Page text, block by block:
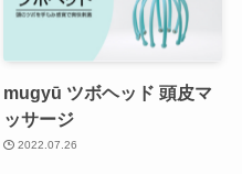
mugyū ツボヘッド 頭皮マ
ッサージ
2022.07.26